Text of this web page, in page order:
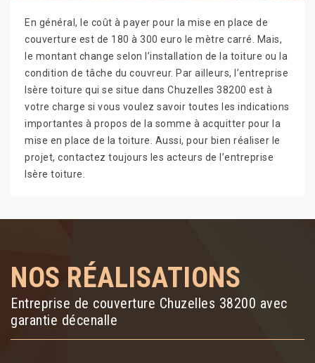
En général, le coût à payer pour la mise en place de
couverture est de 180 à 300 euro le mètre carré. Mais,
le montant change selon l’installation de la toiture ou la
condition de tâche du couvreur. Par ailleurs, l’entreprise
Isère toiture qui se situe dans Chuzelles 38200 est à
votre charge si vous voulez savoir toutes les indications
importantes à propos de la somme à acquitter pour la
mise en place de la toiture. Aussi, pour bien réaliser le
projet, contactez toujours les acteurs de l’entreprise
Isère toiture.
NOS RÉALISATIONS
Entreprise de couverture Chuzelles 38200 avec
garantie décenalle